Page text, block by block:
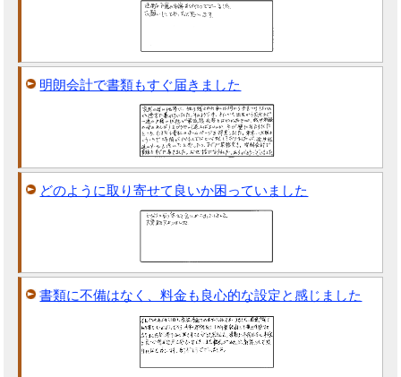
明朗会計で書類もすぐ届きました
どのように取り寄せて良いか困っていました
書類に不備はなく、料金も良心的な設定と感じました